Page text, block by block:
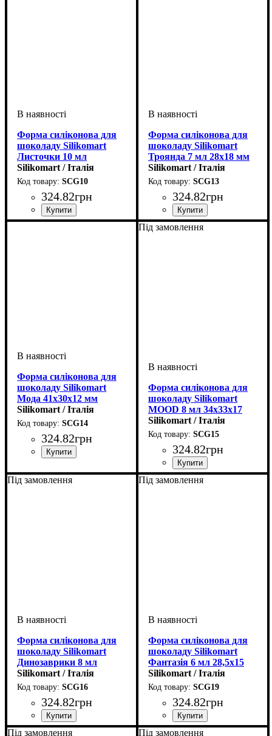
Форма силіконова для
шоколаду Silikomart
Листочки 10 мл
51х23х14, 5 мм
Silikomart / Італія
SCG10
324.82грн
Форма силіконова для
шоколаду Silikomart
Троянда 7 мл 28х18 мм
Silikomart / Італія
SCG13
324.82грн
Форма силіконова для
шоколаду Silikomart
Мода 41х30х12 мм
Silikomart / Італія
SCG14
324.82грн
Під замовлення
Форма силіконова для
шоколаду Silikomart
MOOD 8 мл 34х33х17
мм
Silikomart / Італія
SCG15
324.82грн
Під замовлення
Форма силіконова для
шоколаду Silikomart
Динозаврики 8 мл
40х33х16 мм
Silikomart / Італія
SCG16
324.82грн
Під замовлення
Форма силіконова для
шоколаду Silikomart
Фантазія 6 мл 28,5х15
мм
Silikomart / Італія
SCG19
324.82грн
Під замовлення Під замовлення